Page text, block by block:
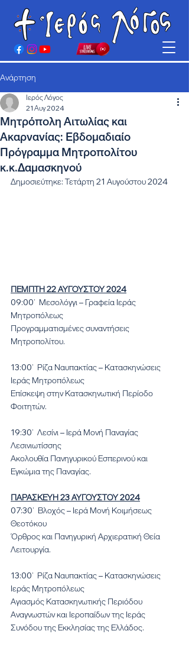
Ανάρτηση
Μητρόπολη Αιτωλίας και
Ακαρνανίας: Εβδομαδιαίο
Πρόγραμμα Μητροπολίτου
κ.κ.Δαμασκηνού
Ιερός Λόγος
21 Αυγ 2024
Δημοσιεύτηκε: Τετάρτη 21 Αυγούστου 2024
ΠΕΜΠΤΗ 22 ΑΥΓΟΥΣΤΟΥ 2024
09:00’  Μεσολόγγι – Γραφεία Ιεράς
Μητροπόλεως
Προγραμματισμένες συναντήσεις
Μητροπολίτου.
13:00’  Ρίζα Ναυπακτίας – Κατασκηνώσεις
Ιεράς Μητροπόλεως
Επίσκεψη στην Κατασκηνωτική Περίοδο
Φοιτητών.
19:30’  Λεσίνι – Ιερά Μονή Παναγίας
Λεσινιωτίσσης
Ακολουθία Πανηγυρικού Εσπερινού και
Εγκώμια της Παναγίας.
ΠΑΡΑΣΚΕΥΗ 23 ΑΥΓΟΥΣΤΟΥ 2024
07:30’  Βλοχός – Ιερά Μονή Κοιμήσεως
Θεοτόκου
Όρθρος και Πανηγυρική Αρχιερατική Θεία
Λειτουργία.
13:00’  Ρίζα Ναυπακτίας – Κατασκηνώσεις
Ιεράς Μητροπόλεως
Αγιασμός Κατασκηνωτικής Περιόδου
Αναγνωστών και Ιεροπαίδων της Ιεράς
Συνόδου της Εκκλησίας της Ελλάδος.